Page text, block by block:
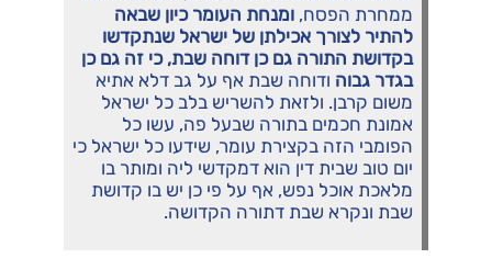
ממחרת הפסח, ומנחת העומר כיון שבאה
להתיר לצורך אכילתן של ישראל שנתקדשו
בקדושת התורה גם כן דוחה שבת, כי זה גם כן
בגדר גבוה ודוחה שבת אף על גב דלא אתיא
משום קרבן. ולזאת להשריש בלב כל ישראל
אמונת חכמים בתורה שבעל פה, עשו כל
הפומבי הזה בקצירת עומר, שידעו כל ישראל כי
יום טוב שבית דין הוא דמקדשי ליה ומותר בו
מלאכת אוכל נפש, אף על פי כן יש בו קדושת
שבת ונקרא שבת דתורה הקדושה.